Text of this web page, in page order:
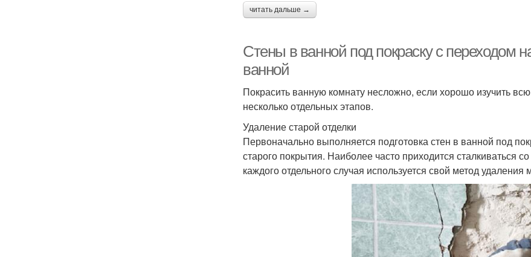
читать дальше →
Стены в ванной под покраску с переходом
ванной
Покрасить ванную комнату несложно, если хорошо изучить
несколько отдельных этапов.
Удаление старой отделки
Первоначально выполняется подготовка стен в ванной под
старого покрытия. Наиболее часто приходится сталкиваться
каждого отдельного случая используется свой метод удаления